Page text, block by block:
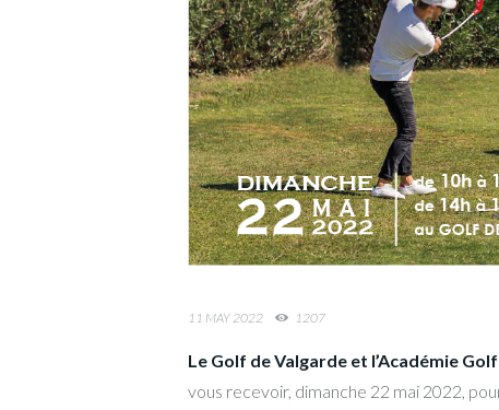
11 MAY 2022 1207
Le Golf de Valgarde et l’Académie
vous recevoir, dimanche 22 mai 2022,